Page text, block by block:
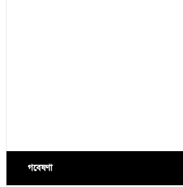
গবেষণা